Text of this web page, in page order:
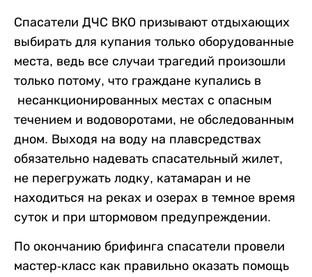
Спасатели ДЧС ВКО призывают отдыхающих
выбирать для купания только оборудованные
места, ведь все случаи трагедий произошли
только потому, что граждане купались в
несанкционированных местах с опасным
течением и водоворотами, не обследованным
дном. Выходя на воду на плавсредствах
обязательно надевать спасательный жилет,
не перегружать лодку, катамаран и не
находиться на реках и озерах в темное время
суток и при штормовом предупреждении.
По окончанию брифинга спасатели провели
мастер-класс как правильно оказать помощь